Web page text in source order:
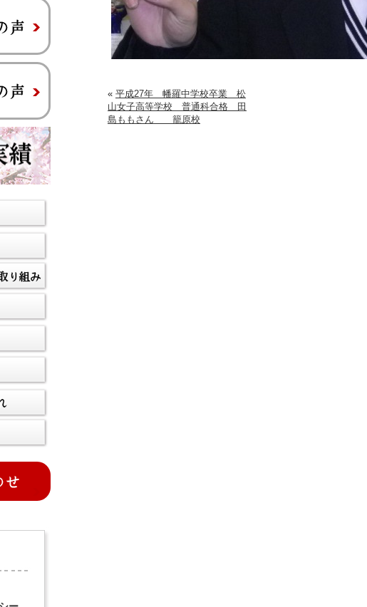
« 平成27年 幡羅中学校卒業 松
山女子高等学校 普通科合格 田
島ももさん 籠原校